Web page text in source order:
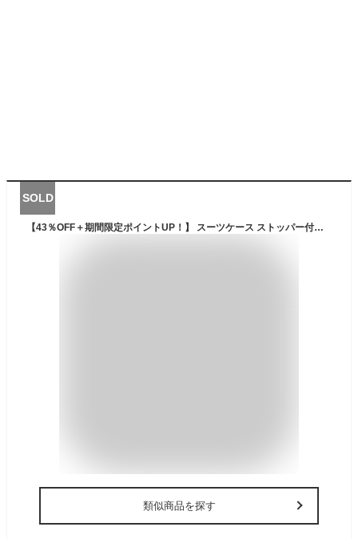
SOLD
【43％OFF＋期間限定ポイントUP！】 スーツケース ストッパー付き 拡張 Lサイズ 無料受託手荷物 大容量 66L(73L) 軽量 HINOMOTO 静音 ダブルキャスター ビジネス 出張 国内旅行 高性能 多機能 キャリーケース キャリーバッグ アルファスカイ 1週間 999-58EX/S
類似商品を探す